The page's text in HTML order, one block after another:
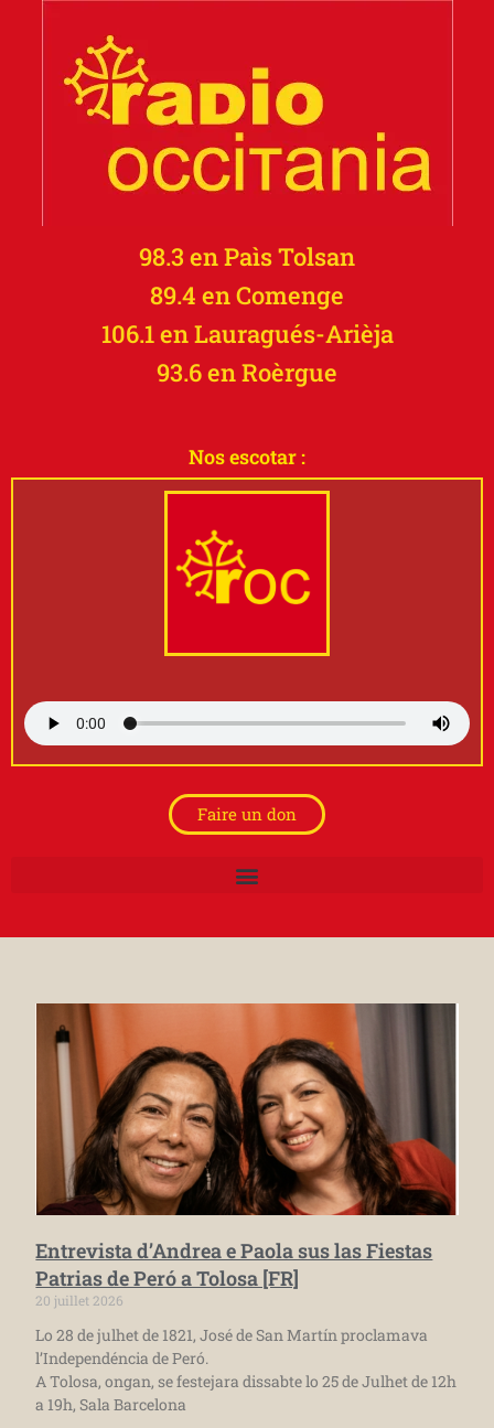
98.3 en Paìs Tolsan
89.4 en Comenge
106.1 en Lauragués-Arièja
93.6 en Roèrgue
Nos escotar :
Faire un don
Entrevista d’Andrea e Paola sus las Fiestas
Patrias de Peró a Tolosa [FR]
20 juillet 2026
Lo 28 de julhet de 1821, José de San Martín proclamava
l’Independéncia de Peró.
A Tolosa, ongan, se festejara dissabte lo 25 de Julhet de 12h
a 19h, Sala Barcelona